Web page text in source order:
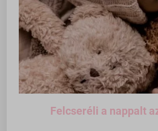
Felcseréli a nappalt